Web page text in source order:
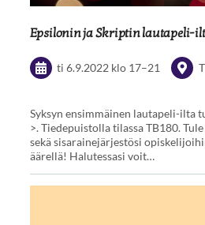
Epsilonin ja Skriptin lautapeli-
ti 6.9.2022 klo 17–21
Syksyn ensimmäinen lautapeli-ilta
>. Tiedepuistolla tilassa TB180.
sekä sisarainejärjestösi
äärellä! Halutessasi voit…